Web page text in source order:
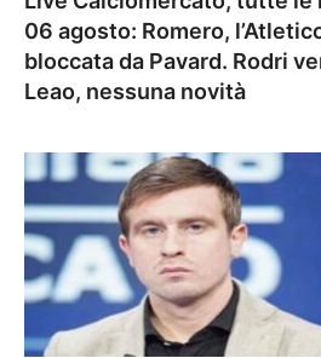
06 agosto: Romero,
bloccata da Pavard. Rodri
Leao, nessuna novità